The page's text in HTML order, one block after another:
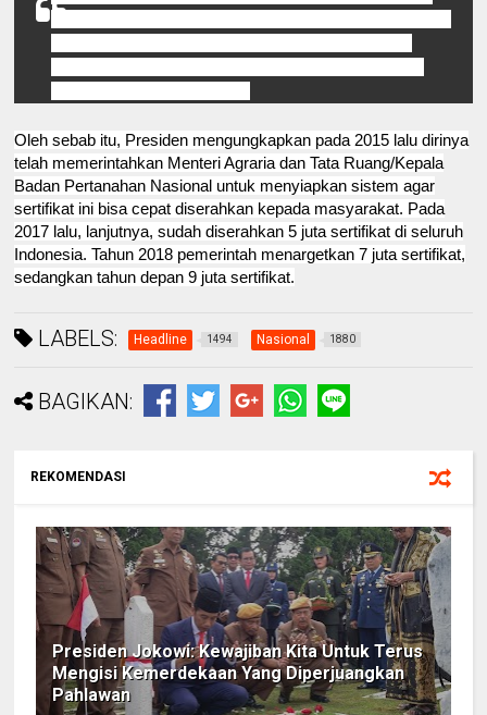
Oleh sebab itu, Presiden mengungkapkan pada 2015 lalu dirinya
telah memerintahkan Menteri Agraria dan Tata Ruang/Kepala
Badan Pertanahan Nasional untuk menyiapkan sistem agar
sertifikat ini bisa cepat diserahkan kepada masyarakat. Pada
2017 lalu, lanjutnya, sudah diserahkan 5 juta sertifikat di seluruh
Indonesia. Tahun 2018 pemerintah menargetkan 7 juta sertifikat,
sedangkan tahun depan 9 juta sertifikat.
LABELS: Headline 1494 Nasional 1880
BAGIKAN:
REKOMENDASI
Presiden Jokowi: Kewajiban Kita Untuk Terus
Mengisi Kemerdekaan Yang Diperjuangkan
Pahlawan